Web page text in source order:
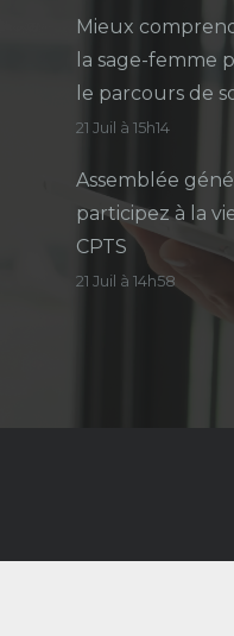
Mieux
la sage-femme
le parcours de
21 Juil à 15h14
Assemblée
participez à la
CPTS
21 Juil à 14h58